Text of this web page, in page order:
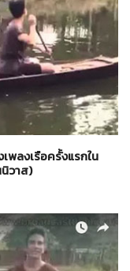
พลงเรือครั้งแรกใน
วาส)